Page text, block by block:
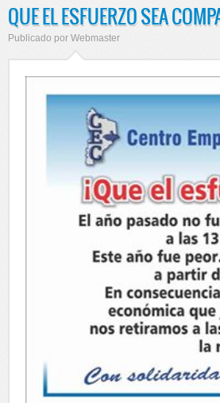
QUE EL ESFUERZO SEA
Publicado por Webmaster